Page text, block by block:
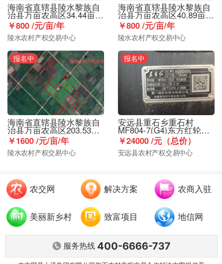
海南省直辖县陵水黎族自
治县万亩农高区34.44亩花
石洋耕地合作项目
￥800 /元/亩/年
陵水农村产权交易中心
海南省直辖县陵水黎族自
治县万亩农高区40.89亩花
石洋耕地合作项目
￥800 /元/亩/年
陵水农村产权交易中心
报名中
海南省直辖县陵水黎族自
治县万亩农高区203.53亩
长坡洋耕地合作项目
￥1600 /元/亩/年
陵水农村产权交易中心
报名中
安远县重石乡重石村
MF804-7(G4)东方红轮式
拖拉机出租
￥24000 /元（总价）
安远县农村产权交易中心
农交网 解决方案 农商入驻
美丽新乡村 致富项目 地信网
服务热线 400-6666-737